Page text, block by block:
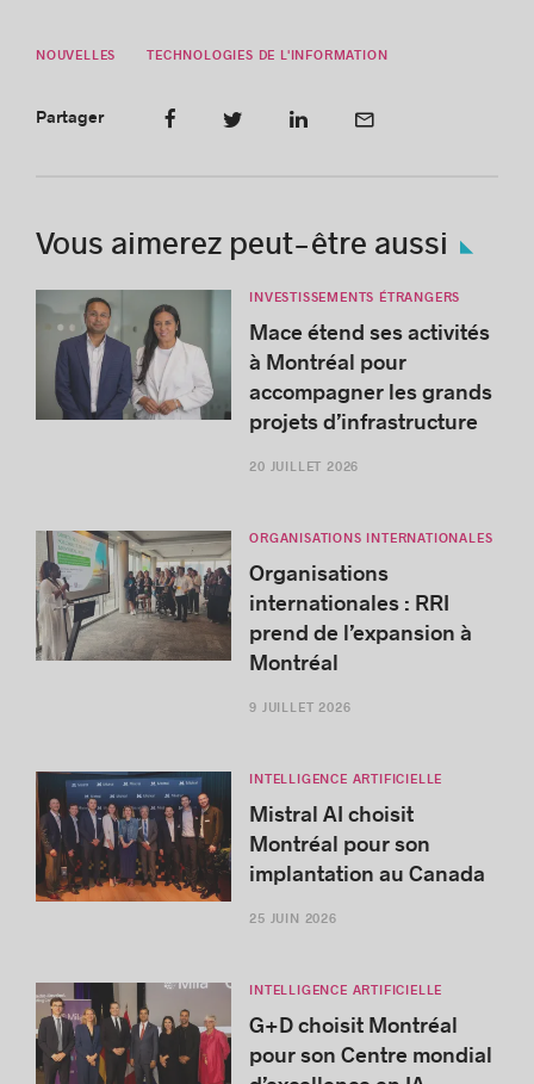
NOUVELLES TECHNOLOGIES DE L'INFORMATION
Partager
Vous aimerez peut-être aussi
INVESTISSEMENTS ÉTRANGERS
Mace étend ses activités
à Montréal pour
accompagner les grands
projets d’infrastructure
20 JUILLET 2026
ORGANISATIONS INTERNATIONALES
Organisations
internationales : RRI
prend de l’expansion à
Montréal
9 JUILLET 2026
INTELLIGENCE ARTIFICIELLE
Mistral AI choisit
Montréal pour son
implantation au Canada
25 JUIN 2026
INTELLIGENCE ARTIFICIELLE
G+D choisit Montréal
pour son Centre mondial